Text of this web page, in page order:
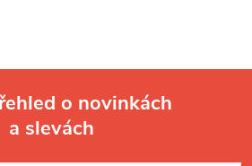
o novinkách
a slevách